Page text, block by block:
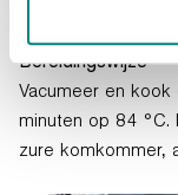
Bereidingswijze
Vacumeer en
minuten op 84
zure komkommer,